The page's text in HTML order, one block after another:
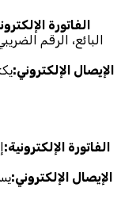
الفاتورة
البائع، الرقم
الإيصال الإلكتروني:
الفاتورة الإلكترونية:
الإيصال الإلكتروني: